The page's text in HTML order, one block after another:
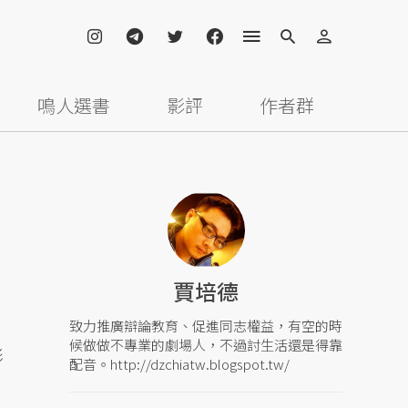
鳴人選書 影評 作者群
賈培德
致力推廣辯論教育、促進同志權益，有空的時
候做做不專業的劇場人，不過討生活還是得靠
配音。http://dzchiatw.blogspot.tw/